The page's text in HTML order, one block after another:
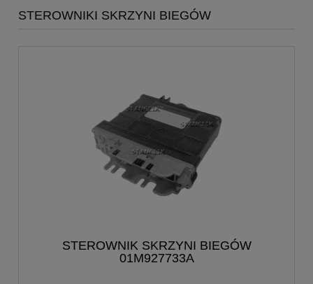
STEROWNIKI SKRZYNI BIEGÓW
STEROWNIK SKRZYNI BIEGÓW
01M927733A